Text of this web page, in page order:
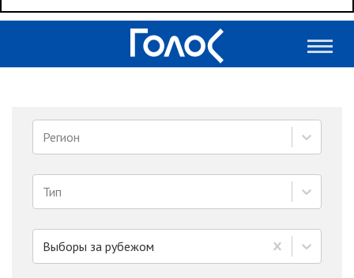
Регион
Тип
Выборы за рубежом